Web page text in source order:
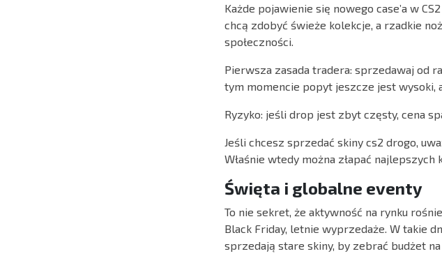
Każde pojawienie się nowego case’a w
chcą zdobyć świeże kolekcje, a rzadkie
społeczności.
Pierwsza zasada tradera: sprzedawaj od
tym momencie popyt jeszcze jest wysoki,
Ryzyko: jeśli drop jest zbyt częsty, cena
Jeśli chcesz sprzedać skiny cs2 drogo,
Właśnie wtedy można złapać najlepszych
Święta i globalne eventy
To nie sekret, że aktywność na rynku
Black Friday, letnie wyprzedaże. W takie
sprzedają stare skiny, by zebrać budżet